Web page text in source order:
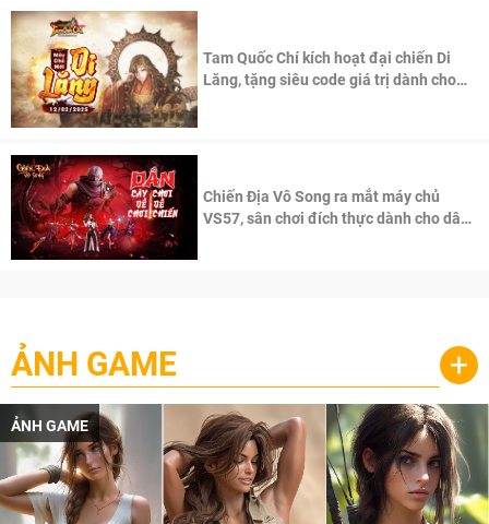
Tam Quốc Chí kích hoạt đại chiến Di
Lăng, tặng siêu code giá trị dành cho
Chiến Địa Vô Song ra mắt máy chủ
VS57, sân chơi đích thực dành cho dân
ẢNH GAME +
ẢNH GAME